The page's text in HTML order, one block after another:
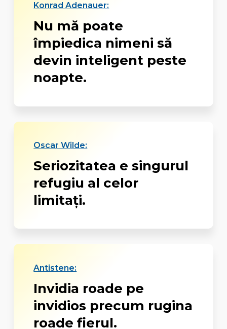
Konrad Adenauer:
Nu mă poate
împiedica nimeni să
devin inteligent peste
noapte.
Oscar Wilde:
Seriozitatea e singurul
refugiu al celor
limitați.
Antistene:
Invidia roade pe
invidios precum rugina
roade fierul.